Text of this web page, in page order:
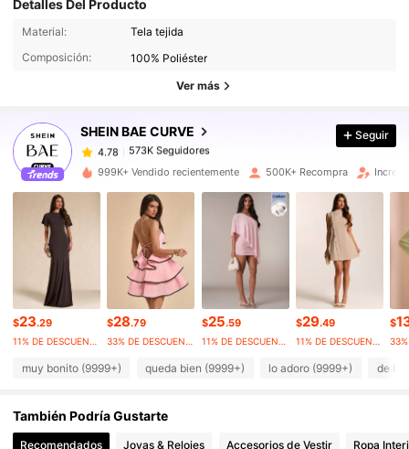
Detalles Del Producto
Material:
Tela tejida
Composición:
100% Poliéster
Ver más
SHEIN BAE CURVE
573K Seguidores
573K Seguidores
4.78
573K Seguidores
j***r pagó Hace 1 día
573K Seguidores
573K Seguidores
4.78 573K Seguidores
4.78 573K Seguidores
Seguir
999K+ Vendido recientemente 500K+ Recompra
$23.29
11% DE DESCUENTO
$28.79
33% DE DESCUENTO
$25.59
11% DE DESCUENTO
$29.49
11% DE DESCUENTO
$
muy bonito (9999+) queda bien (9999+) lo adoro (9999+) de
También Podría Gustarte
Recomendados Joyas & Relojes Accesorios de Vestir Ropa